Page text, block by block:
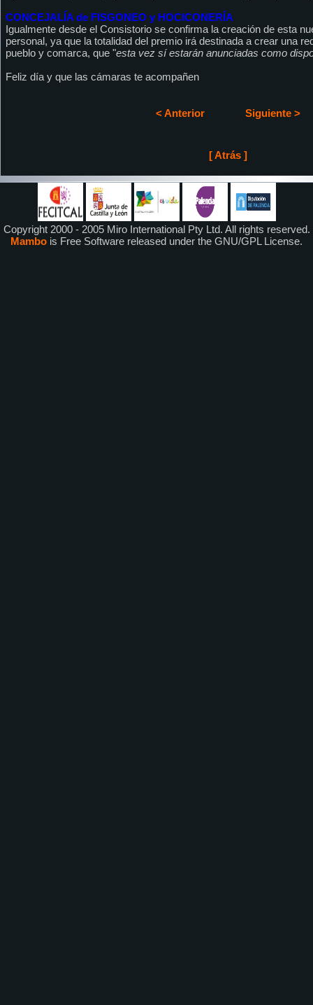
CONCEJALÍA de FISGONEO y HOCICONERÍA
Igualmente desde el Consistorio se confirma la creación de esta
personal, ya que la totalidad del premio irá destinada a crear una
pueblo y comarca, que "esta vez sí estarán anunciadas como
Feliz día y que las cámaras te acompañen
< Anterior Siguiente >
[ Atrás ]
Copyright 2000 - 2005 Miro International Pty Ltd. All rights reserved.
Mambo is Free Software released under the GNU/GPL License.